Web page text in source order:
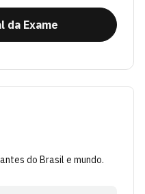
da Exame
do Brasil e mundo.